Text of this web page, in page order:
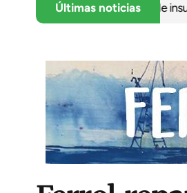
Últimas noticias
denuncia una campaña de insultos